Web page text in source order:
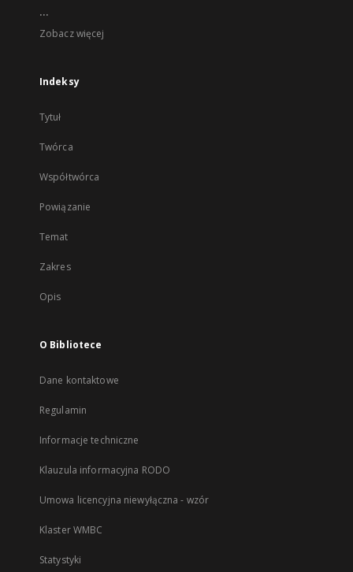
...
Zobacz więcej
Indeksy
Tytuł
Twórca
Współtwórca
Powiązanie
Temat
Zakres
Opis
O Bibliotece
Dane kontaktowe
Regulamin
Informacje techniczne
Klauzula informacyjna RODO
Umowa licencyjna niewyłączna - wzór
Klaster WMBC
Statystyki